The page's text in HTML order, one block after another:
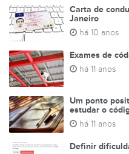
Carta de
Janeiro
há 10 anos
Exames de
há 11 anos
Um ponto
estudar o
há 11 anos
Definir